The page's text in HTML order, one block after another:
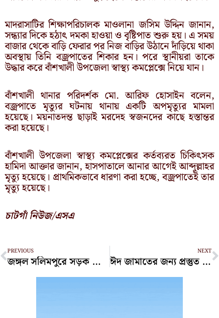
মাদরাসাটির শিক্ষাপরিচালক মাওলানা জসিম উদ্দিন জানান,
সন্ধ্যার দিকে হঠাৎ দমকা হাওয়া ও বৃষ্টিপাত শুরু হয়। এ সময়
বাজার থেকে বাড়ি ফেরার পর নিজ বাড়ির উঠানে দাঁড়িয়ে থাকা
অবস্থায় তিনি বজ্রপাতের শিকার হন। পরে স্থানীয়রা তাকে
উদ্ধার করে বাঁশখালী উপজেলা স্বাস্থ্য কমপ্লেক্সে নিয়ে যান।
বাঁশখালী থানার পরিদর্শক মো. আরিফ হোসাইন বলেন,
বজ্রপাতে মৃত্যুর ঘটনায় থানায় একটি অপমৃত্যুর মামলা
হয়েছে। ময়নাতদন্ত ছাড়াই মরদেহ স্বজনদের কাছে হস্তান্তর
করা হয়েছে।
বাঁশখালী উপজেলা স্বাস্থ্য কমপ্লেক্সের কর্তব্যরত চিকিৎসক
হামিদা আক্তার জানান, হাসপাতালে আনার আগেই আব্দুল্লাহর
মৃত্যু হয়েছে। প্রাথমিকভাবে ধারণা করা হচ্ছে, বজ্রপাতেই তার
মৃত্যু হয়েছে।
চাটগাঁ নিউজ/এসএ
Prev
PREVIOUS
জঙ্গল সলিমপুরে সড়ক পাকা করতে ১৬ কোটি টাকা চেয়ে প্রশাসনের চিঠি
NEXT
ঈদ জামাতের জন্য প্রস্তুত জমিয়তুল ফালাহ ময়দান: চসিক মেয়র